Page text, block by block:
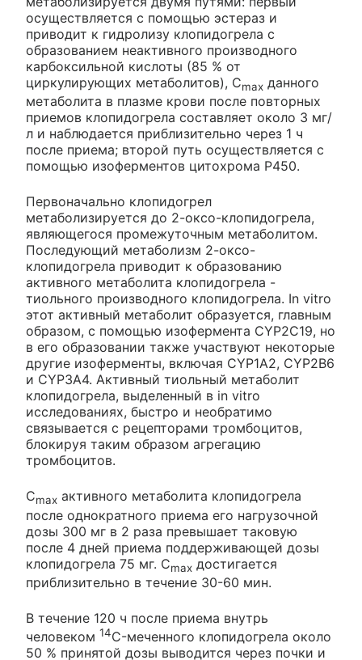
осуществляется с помощью эстераз и
приводит к гидролизу клопидогрела с
образованием неактивного производного
карбоксильной кислоты (85 % от
циркулирующих метаболитов), Cmax данного
метаболита в плазме крови после повторных
приемов клопидогрела составляет около 3 мг/
л и наблюдается приблизительно через 1 ч
после приема; второй путь осуществляется с
помощью изоферментов цитохрома Р450.
Первоначально клопидогрел
метаболизируется до 2-оксо-клопидогрела,
являющегося промежуточным метаболитом.
Последующий метаболизм 2-оксо-
клопидогрела приводит к образованию
активного метаболита клопидогрела -
тиольного производного клопидогрела. In vitro
этот активный метаболит образуется, главным
образом, с помощью изофермента CYP2C19, но
в его образовании также участвуют некоторые
другие изоферменты, включая CYP1A2, CYP2B6
и CYP3A4. Активный тиольный метаболит
клопидогрела, выделенный в in vitro
исследованиях, быстро и необратимо
связывается с рецепторами тромбоцитов,
блокируя таким образом агрегацию
тромбоцитов.
Сmax активного метаболита клопидогрела
после однократного приема его нагрузочной
дозы 300 мг в 2 раза превышает таковую
после 4 дней приема поддерживающей дозы
клопидогрела 75 мг. Сmax достигается
приблизительно в течение 30-60 мин.
В течение 120 ч после приема внутрь
человеком 14C-меченного клопидогрела около
50 % принятой дозы выводится через почки и